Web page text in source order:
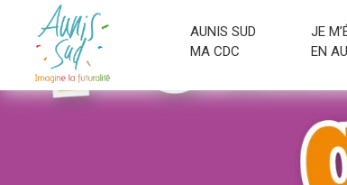
AUNIS SUD
MA CDC
JE
EN